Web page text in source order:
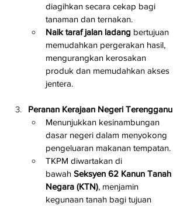
diagihkan secara cekap bagi
tanaman dan ternakan.
Naik taraf jalan ladang bertujuan
memudahkan pergerakan hasil,
mengurangkan kerosakan
produk dan memudahkan akses
jentera.
Peranan Kerajaan Negeri Terengganu
Menunjukkan kesinambungan
dasar negeri dalam menyokong
pengeluaran makanan tempatan.
TKPM diwartakan di
bawah Seksyen 62 Kanun Tanah
Negara (KTN), menjamin
kegunaan tanah bagi tujuan